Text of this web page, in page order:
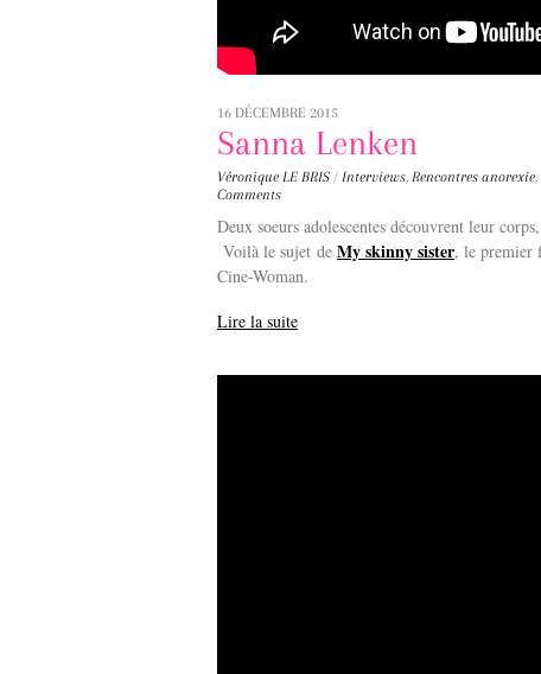
16 DÉCEMBRE 2015
Sanna Lenken
Véronique LE BRIS / Interviews, Rencontres anorexie,
Comments
Deux soeurs adolescentes découvrent leur
Voilà le sujet de My skinny sister, le premier
Cine-Woman.
Lire la suite